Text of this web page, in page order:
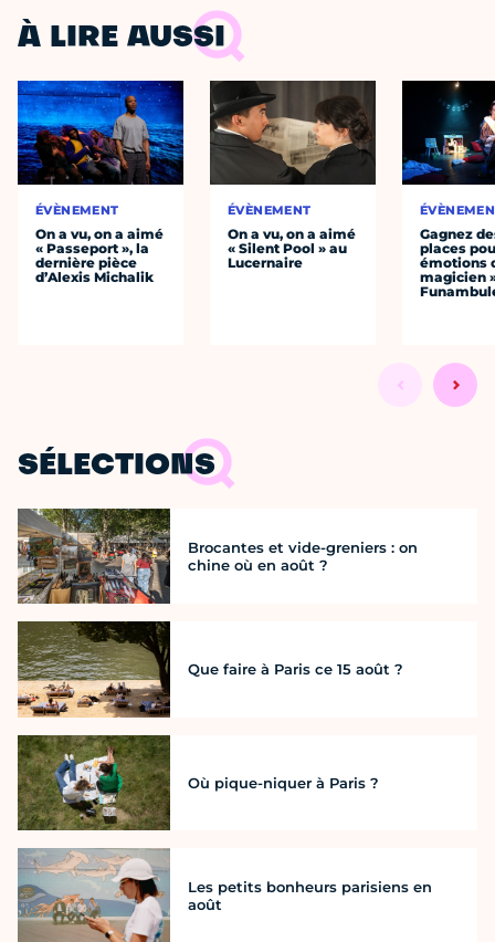
À LIRE AUSSI
ÉVÈNEMENT
On a vu, on a aimé
« Passeport », la
dernière pièce
d’Alexis Michalik
ÉVÈNEMENT
On a vu, on a aimé
« Silent Pool » au
Lucernaire
Gagnez
places
émotions
magicien
SÉLECTIONS
Brocantes et vide-greniers : on
chine où en août ?
Que faire à Paris ce 15 août ?
Où pique-niquer à Paris ?
Les petits bonheurs parisiens en
août